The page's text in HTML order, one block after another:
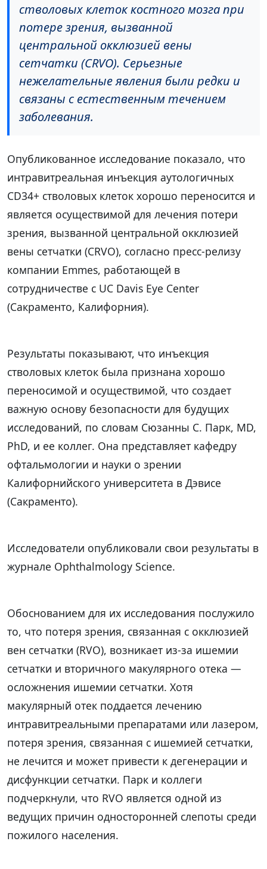
стволовых клеток костного мозга при
потере зрения, вызванной
центральной окклюзией вены
сетчатки (CRVO). Серьезные
нежелательные явления были редки и
связаны с естественным течением
заболевания.
Опубликованное исследование показало, что
интравитреальная инъекция аутологичных
CD34+ стволовых клеток хорошо переносится и
является осуществимой для лечения потери
зрения, вызванной центральной окклюзией
вены сетчатки (CRVO), согласно пресс-релизу
компании Emmes, работающей в
сотрудничестве с UC Davis Eye Center
(Сакраменто, Калифорния).
Результаты показывают, что инъекция
стволовых клеток была признана хорошо
переносимой и осуществимой, что создает
важную основу безопасности для будущих
исследований, по словам Сюзанны С. Парк, MD,
PhD, и ее коллег. Она представляет кафедру
офтальмологии и науки о зрении
Калифорнийского университета в Дэвисе
(Сакраменто).
Исследователи опубликовали свои результаты в
журнале Ophthalmology Science.
Обоснованием для их исследования послужило
то, что потеря зрения, связанная с окклюзией
вен сетчатки (RVO), возникает из-за ишемии
сетчатки и вторичного макулярного отека —
осложнения ишемии сетчатки. Хотя
макулярный отек поддается лечению
интравитреальными препаратами или лазером,
потеря зрения, связанная с ишемией сетчатки,
не лечится и может привести к дегенерации и
дисфункции сетчатки. Парк и коллеги
подчеркнули, что RVO является одной из
ведущих причин односторонней слепоты среди
пожилого населения.